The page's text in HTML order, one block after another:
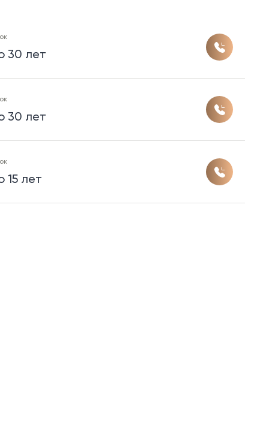
30 лет
30 лет
15 лет